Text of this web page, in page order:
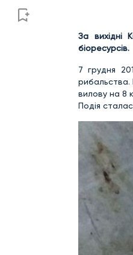
За вихідні
біоресурсів.
7 грудня
рибальства.
вилову на 8
Подія